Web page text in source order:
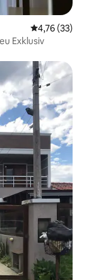
4,76 (33)
Exklusiv